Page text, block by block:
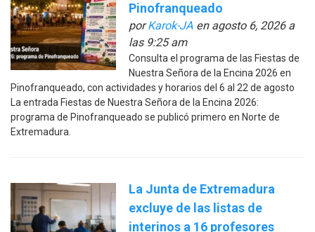
Pinofranqueado
porKarok-JA en agosto 6, 2026 a
las 9:25 am
Consulta el programa de las Fiestas de
Nuestra Señora de la Encina 2026 en
Pinofranqueado, con actividades y horarios del 6 al 22 de agosto
La entrada Fiestas de Nuestra Señora de la Encina 2026:
programa de Pinofranqueado se publicó primero en Norte de
Extremadura.
La Junta de Extremadura
excluye de las listas de
interinos a 16 profesores